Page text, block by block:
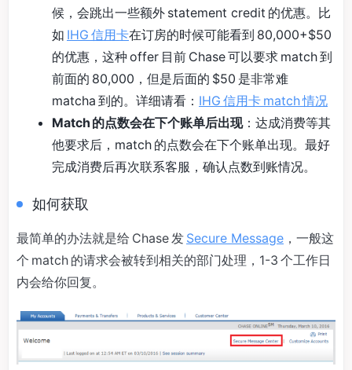
候，会跳出一些额外 statement credit 的优惠。比
如 IHG 信用卡在订房的时候可能看到 80,000+$50
的优惠，这种 offer 目前 Chase 可以要求 match 到
前面的 80,000，但是后面的 $50 是非常难
matcha 到的。详细请看： IHG 信用卡 match 情况
Match 的点数会在下个账单后出现：达成消费等其
他要求后，match 的点数会在下个账单出现。最好
完成消费后再次联系客服，确认点数到账情况。
如何获取
最简单的办法就是给 Chase 发 Secure Message ，一般这
个 match 的请求会被转到相关的部门处理，1-3 个工作日
内会给你回复。